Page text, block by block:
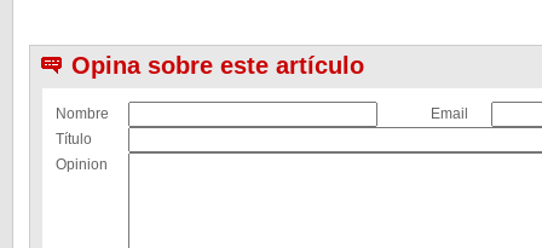
Opina sobre este artículo
Nombre
Email
Título
Opinion